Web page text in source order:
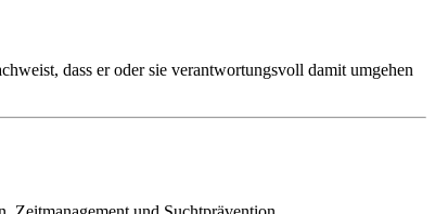
dass er oder sie verantwortungsvoll damit umgehen